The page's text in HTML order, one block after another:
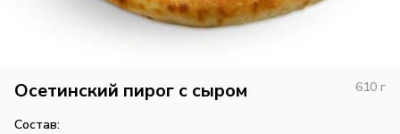
Осетинский пирог с сыром 610 г
Состав: